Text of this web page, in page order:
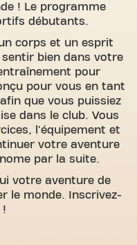
! Le programme
débutants.
corps et un esprit
bien dans votre
pour
pour vous en tant
que vous puissiez
dans le club. Vous
l'équipement et
votre aventure
par la suite.
votre aventure de
le monde. Inscrivez-
!